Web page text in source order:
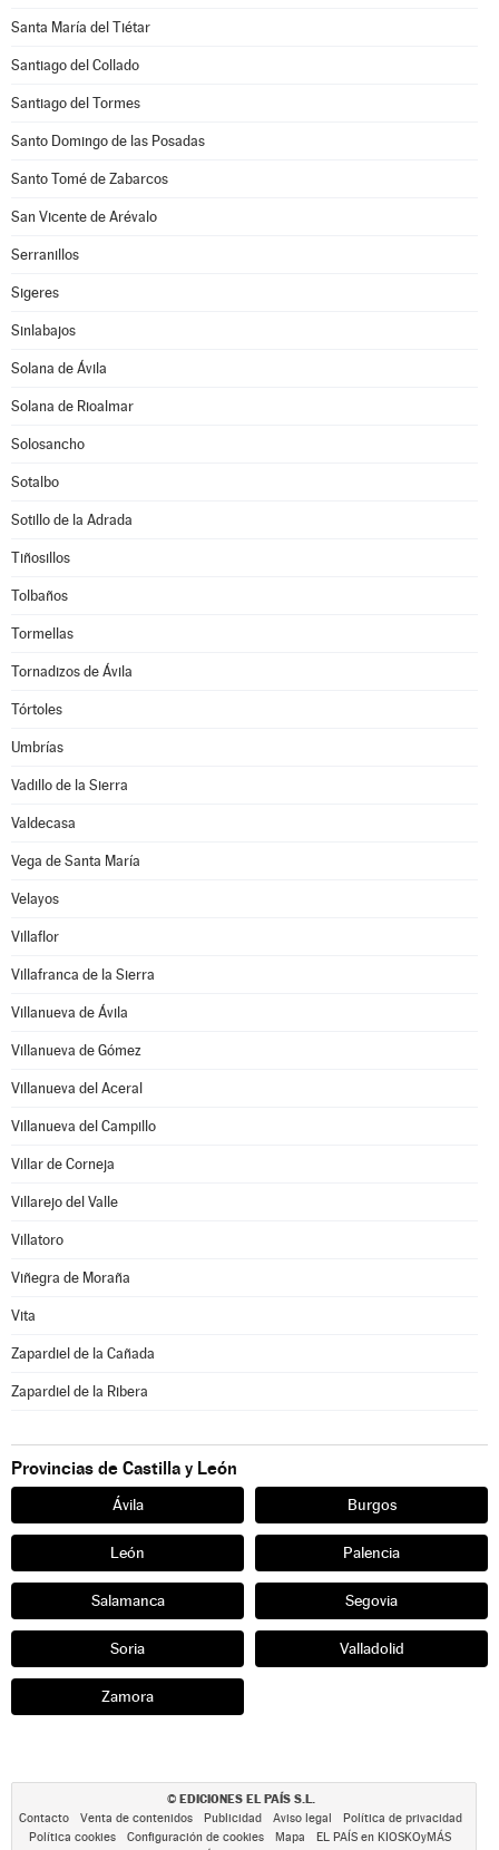
Santa María del Tiétar
Santiago del Collado
Santiago del Tormes
Santo Domingo de las Posadas
Santo Tomé de Zabarcos
San Vicente de Arévalo
Serranillos
Sigeres
Sinlabajos
Solana de Ávila
Solana de Rioalmar
Solosancho
Sotalbo
Sotillo de la Adrada
Tiñosillos
Tolbaños
Tormellas
Tornadizos de Ávila
Tórtoles
Umbrías
Vadillo de la Sierra
Valdecasa
Vega de Santa María
Velayos
Villaflor
Villafranca de la Sierra
Villanueva de Ávila
Villanueva de Gómez
Villanueva del Aceral
Villanueva del Campillo
Villar de Corneja
Villarejo del Valle
Villatoro
Viñegra de Moraña
Vita
Zapardiel de la Cañada
Zapardiel de la Ribera
Provincias de Castilla y León
Ávila Burgos
León Palencia
Salamanca Segovia
Soria Valladolid
Zamora
© EDICIONES EL PAÍS S.L.
Contacto Venta de contenidos Publicidad Aviso legal
Política de privacidad
Política cookies
Configuración de cookies Mapa
EL PAÍS en KIOSKOyMÁS